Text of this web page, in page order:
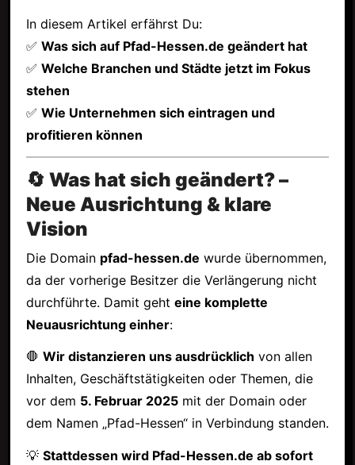
In diesem Artikel erfährst Du:
✅ Was sich auf Pfad-Hessen.de geändert hat
✅ Welche Branchen und Städte jetzt im Fokus
stehen
✅ Wie Unternehmen sich eintragen und
profitieren können
🔄 Was hat sich geändert? –
Neue Ausrichtung & klare
Vision
Die Domain pfad-hessen.de wurde übernommen,
da der vorherige Besitzer die Verlängerung nicht
durchführte. Damit geht eine komplette
Neuausrichtung einher:
🛑 Wir distanzieren uns ausdrücklich von allen
Inhalten, Geschäftstätigkeiten oder Themen, die
vor dem 5. Februar 2025mit der Domain oder
dem Namen „Pfad-Hessen“ in Verbindung standen.
💡 Stattdessen wird Pfad-Hessen.de ab sofort